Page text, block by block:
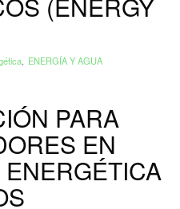
, ENERGÍA Y AGUA
PARA
EN